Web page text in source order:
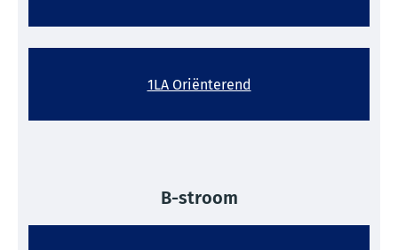
1LA Oriënterend
B-stroom